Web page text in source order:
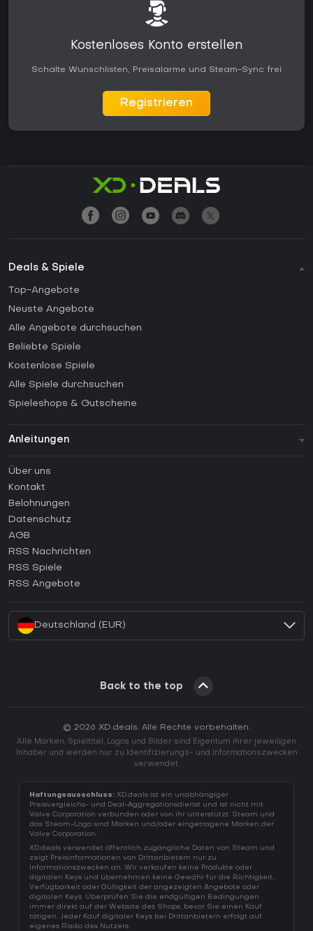
Kostenloses Konto erstellen
Schalte Wunschlisten, Preisalarme und Steam-Sync frei
Registrieren
Deals & Spiele
Top-Angebote
Neuste Angebote
Alle Angebote durchsuchen
Beliebte Spiele
Kostenlose Spiele
Alle Spiele durchsuchen
Spieleshops & Gutscheine
Anleitungen
Anleitungen
Wie aktiviert man einen Steam CD Key?
Wie aktiviert man einen Epic Games CD Key?
Wie aktiviert man einen GOG CD Key?
Wie aktiviert man einen Ubisoft Connect CD Key?
Über uns
Kontakt
Belohnungen
Datenschutz
AGB
RSS Nachrichten
RSS Spiele
RSS Angebote
Deutschland (EUR)
Back to the top
© 2026 XD.deals. Alle Rechte vorbehalten.
Alle Marken, Spieltitel, Logos und Bilder sind Eigentum ihrer jeweiligen
Inhaber und werden nur zu Identifizierungs- und Informationszwecken
verwendet.
Haftungsausschluss: XD.deals ist ein unabhängiger
Preisvergleichs- und Deal-Aggregationsdienst und ist nicht mit
Valve Corporation verbunden oder von ihr unterstützt. Steam und
das Steam-Logo sind Marken und/oder eingetragene Marken der
Valve Corporation.
XD.deals verwendet öffentlich zugängliche Daten von Steam und
zeigt Preisinformationen von Drittanbietern nur zu
Informationszwecken an. Wir verkaufen keine Produkte oder
digitalen Keys und übernehmen keine Gewähr für die Richtigkeit,
Verfügbarkeit oder Gültigkeit der angezeigten Angebote oder
digitalen Keys. Überprüfen Sie die endgültigen Bedingungen
immer direkt auf der Website des Shops, bevor Sie einen Kauf
tätigen. Jeder Kauf digitaler Keys bei Drittanbietern erfolgt auf
eigenes Risiko des Nutzers.